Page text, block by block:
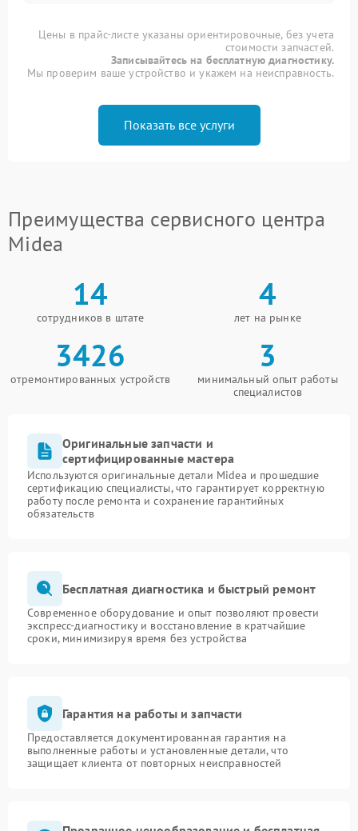
Цены в прайс-листе указаны ориентировочные, без учета
стоимости запчастей.
Записывайтесь на бесплатную диагностику.
Мы проверим ваше устройство и укажем на неисправность.
Показать все услуги
Преимущества сервисного центра
Midea
14
сотрудников в штате
4
лет на рынке
3426
отремонтированных устройств
3
минимальный опыт работы
специалистов
Оригинальные запчасти и
сертифицированные мастера
Используются оригинальные детали Midea и прошедшие
сертификацию специалисты, что гарантирует корректную
работу после ремонта и сохранение гарантийных
обязательств
Бесплатная диагностика и быстрый ремонт
Современное оборудование и опыт позволяют провести
экспресс-диагностику и восстановление в кратчайшие
сроки, минимизируя время без устройства
Гарантия на работы и запчасти
Предоставляется документированная гарантия на
выполненные работы и установленные детали, что
защищает клиента от повторных неисправностей